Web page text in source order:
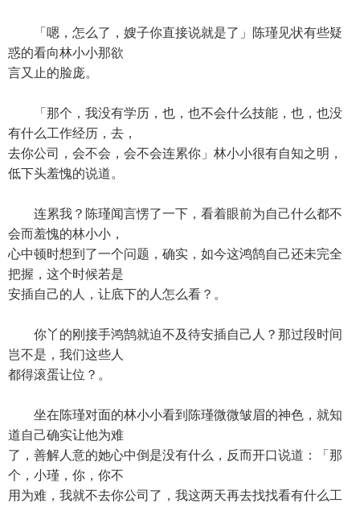
「嗯，怎么了，嫂子你直接说就是了」陈瑾见状有些疑
惑的看向林小小那欲
言又止的脸庞。
「那个，我没有学历，也，也不会什么技能，也，也没
有什么工作经历，去，
去你公司，会不会，会不会连累你」林小小很有自知之明，
低下头羞愧的说道。
连累我？陈瑾闻言愣了一下，看着眼前为自己什么都不
会而羞愧的林小小，
心中顿时想到了一个问题，确实，如今这鸿鹄自己还未完全
把握，这个时候若是
安插自己的人，让底下的人怎么看？。
你丫的刚接手鸿鹄就迫不及待安插自己人？那过段时间
岂不是，我们这些人
都得滚蛋让位？。
坐在陈瑾对面的林小小看到陈瑾微微皱眉的神色，就知
道自己确实让他为难
了，善解人意的她心中倒是没有什么，反而开口说道：「那
个，小瑾，你，你不
用为难，我就不去你公司了，我这两天再去找找看有什么工